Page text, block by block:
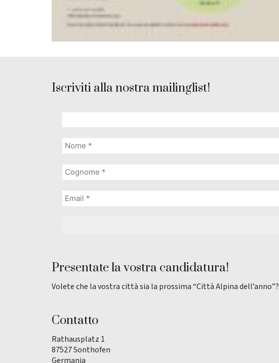
Iscriviti alla nostra mailinglist!
Presentate la vostra candidatura!
Volete che la vostra città sia la prossima “Città Alpina dell’anno”?
Contatto
Rathausplatz 1
87527 Sonthofen
Germania